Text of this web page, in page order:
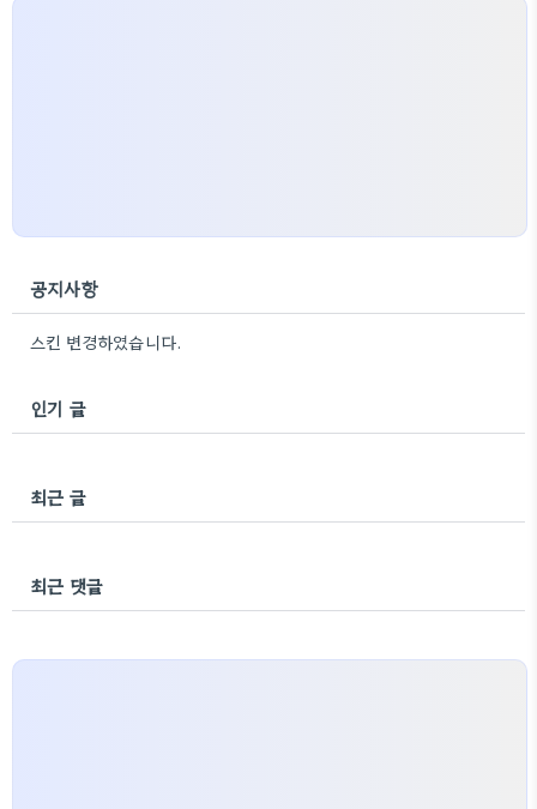
공지사항
스킨 변경하였습니다.
인기 글
최근 글
최근 댓글